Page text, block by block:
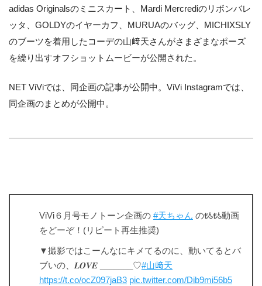
adidas Originalsのミニスカート、Mardi Mercrediのリボンバレ
ッタ、GOLDYのイヤーカフ、MURUAのバッグ、MICHIXSLY
のブーツを着用したコーデの山﨑天さんがさまざまなポーズ
を繰り出すオフショットムービーが公開された。
NET ViViでは、同企画の記事が公開中。ViVi Instagramでは、
同企画のまとめが公開中。
ViVi６月号モノトーン企画の #天ちゃん の₺ƾ₺ƾ動画
をどーぞ！(リピート再生推奨)
▼撮影ではこーんなにキメてるのに、動いてるとバ
ブいの、𝑳𝑶𝑽𝑬 _______♡#山﨑天
https://t.co/ocZ097jaB3 pic.twitter.com/Dib9mi56b5